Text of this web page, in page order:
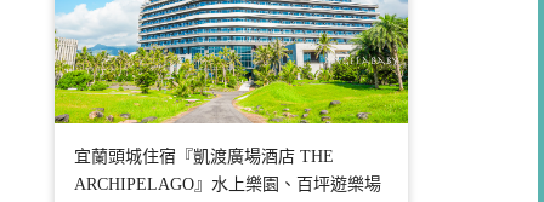
宜蘭頭城住宿『凱渡廣場酒店 THE
ARCHIPELAGO』水上樂園、百坪遊樂場